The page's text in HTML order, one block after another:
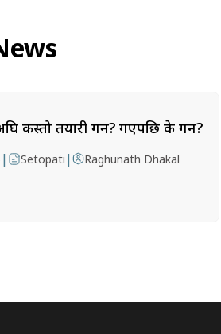
कस्तो तयारी गर्ने? गएपछि के गर्ने?
| Setopati | Raghunath Dhakal